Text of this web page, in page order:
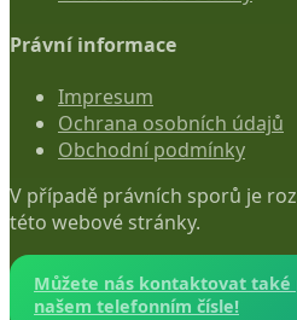
Právní informace
Impresum
Ochrana osobních údajů
Obchodní podmínky
V případě právních sporů je
této webové stránky.
Můžete nás kontaktovat také
našem telefonním čísle!